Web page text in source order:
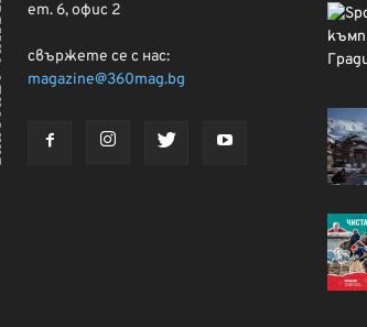
ет. 6, офис 2
свържете се с нас:
magazine@360mag.bg